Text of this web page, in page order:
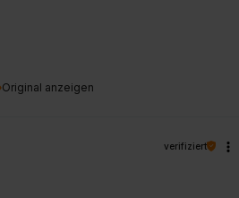
Original anzeigen
verifiziert